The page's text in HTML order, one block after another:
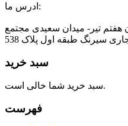
ادرس ما:
تیر- میدان سعیدی مجتمع
سیرنگ طبقه اول پلاک 538
سبد خرید
سبد خرید شما خالی است.
فهرست